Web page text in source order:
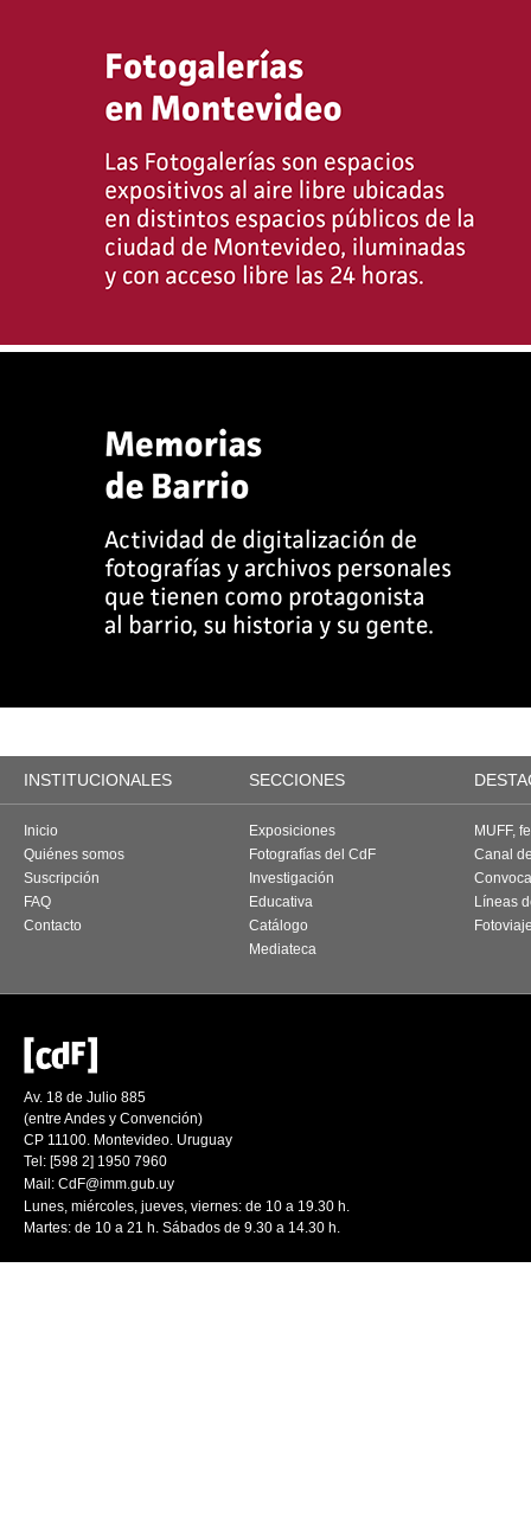
INSTITUCIONALES SECCIONES
Inicio
Quiénes somos
Suscripción
FAQ
Contacto
Exposiciones
Fotografías del CdF
Investigación
Educativa
Catálogo
Mediateca
MUFF,
Canal
Líneas
Av. 18 de Julio 885
(entre Andes y Convención)
CP 11100. Montevideo. Uruguay
Tel: [598 2] 1950 7960
Mail: CdF@imm.gub.uy
Lunes, miércoles, jueves, viernes: de 10 a 19.30 h.
Martes: de 10 a 21 h. Sábados de 9.30 a 14.30 h.